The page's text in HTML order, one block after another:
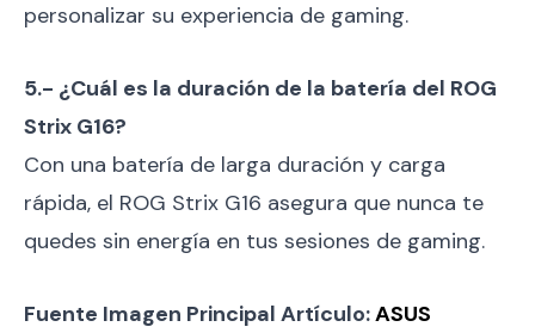
personalizar su experiencia de gaming.
5.- ¿Cuál es la duración de la batería del ROG
Strix G16?
Con una batería de larga duración y carga
rápida, el ROG Strix G16 asegura que nunca te
quedes sin energía en tus sesiones de gaming.
Fuente Imagen Principal Artículo:ASUS